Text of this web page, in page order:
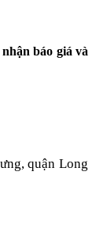
báo giá và
quận Long